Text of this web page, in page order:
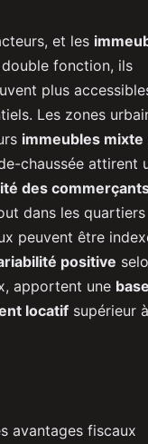
et les
fonction, ils
plus
Les zones
immeubles mixte
chaussée attirent
des
dans les quartiers
peuvent être
positive
apportent une
locatif supérieur
avantages fiscaux